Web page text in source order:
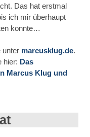
Das hat erstmal
ich mir überhaupt
konnte…
unter marcusklug.de.
hier: Das
Marcus Klug und